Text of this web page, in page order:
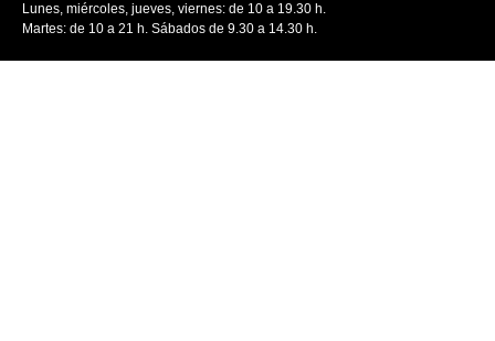
Lunes, miércoles, jueves, viernes: de 10 a 19.30 h.
Martes: de 10 a 21 h. Sábados de 9.30 a 14.30 h.